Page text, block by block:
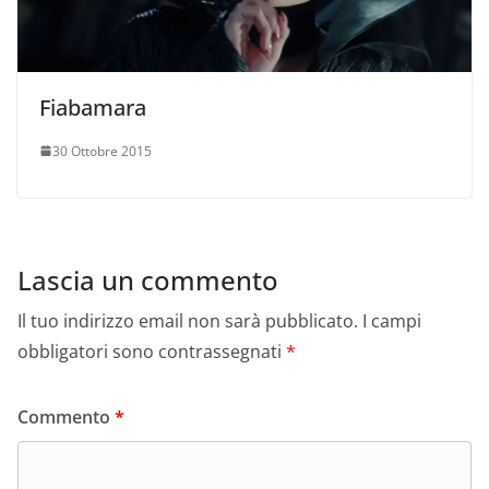
Fiabamara
30 Ottobre 2015
Lascia un commento
Il tuo indirizzo email non sarà pubblicato. I campi
obbligatori sono contrassegnati *
Commento *